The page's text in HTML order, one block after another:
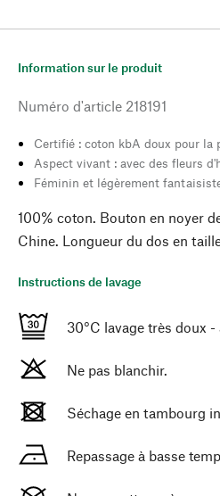
Information sur le produit
Numéro d'article 218191
Certifié : coton kbA doux pour la
Aspect vivant : avec des fleurs
Féminin et légèrement
100% coton. Bouton en noyer
Chine. Longueur du dos en
Instructions de lavage
30°C lavage très doux
Ne pas blanchir.
Séchage en tambourg
Repassage à basse